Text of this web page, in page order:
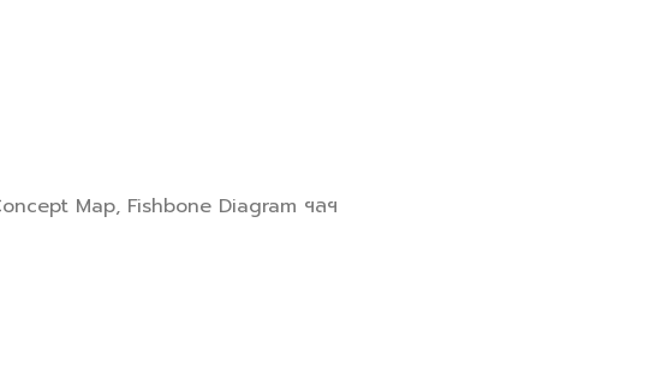
Map, Fishbone Diagram ฯลฯ